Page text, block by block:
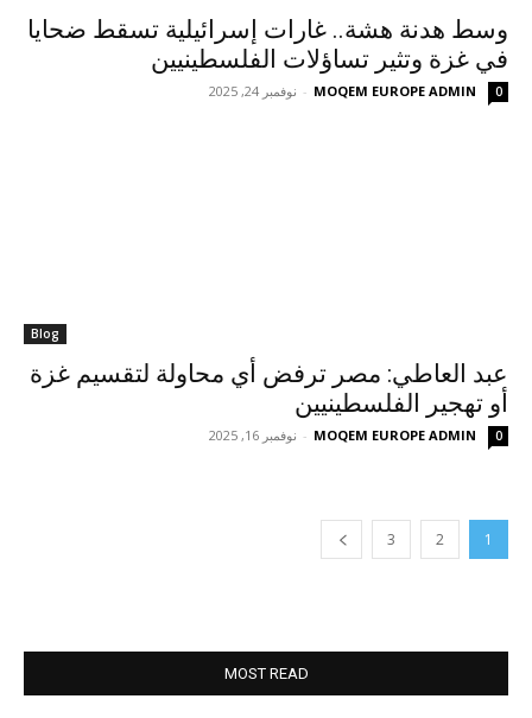
وسط هدنة هشة.. غارات إسرائيلية تسقط ضحايا
في غزة وتثير تساؤلات الفلسطينيين
MOQEM EUROPE ADMIN
- نوفمبر 24, 2025 0
Blog
عبد العاطي: مصر ترفض أي محاولة لتقسيم غزة
أو تهجير الفلسطينيين
MOQEM EUROPE ADMIN
- نوفمبر 16, 2025 0
1
2
3
MOST READ